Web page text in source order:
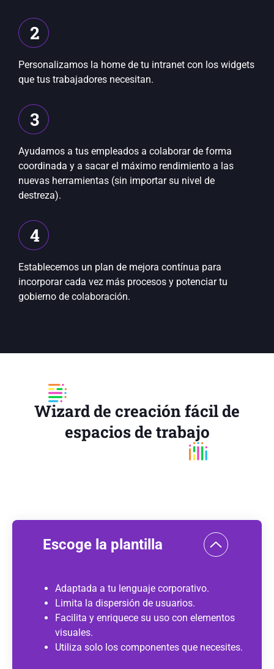
2
Personalizamos la home de tu intranet con los widgets
que tus trabajadores necesitan.
3
Ayudamos a tus empleados a colaborar de forma
coordinada y a sacar el máximo rendimiento a las
nuevas herramientas (sin importar su nivel de
destreza).
4
Establecemos un plan de mejora contínua para
incorporar cada vez más procesos y potenciar tu
gobierno de colaboración.
Wizard de creación fácil de
espacios de trabajo
Escoge la plantilla
Adaptada a tu lenguaje corporativo.
Limita la dispersión de usuarios.
Facilita y enriquece su uso con elementos
visuales.
Utiliza solo los componentes que necesites.